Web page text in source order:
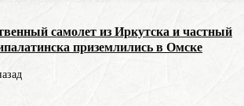
самолет из Иркутска и частный
приземлились в Омске